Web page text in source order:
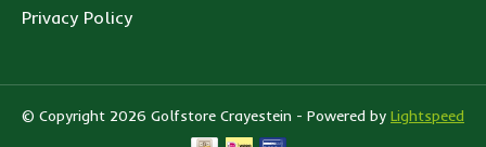
Privacy Policy
© Copyright 2026 Golfstore Crayestein - Powered by Lightspeed